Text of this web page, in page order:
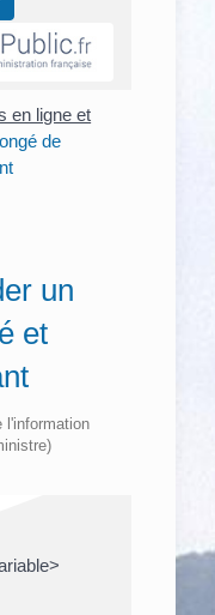
en ligne et
de
un
et
l'information